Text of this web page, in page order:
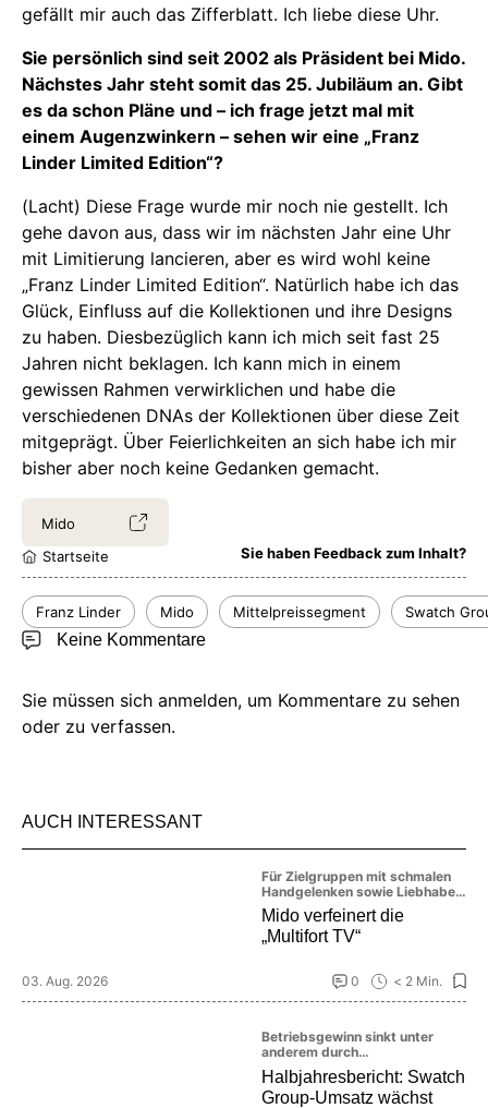
gefällt mir auch das Zifferblatt. Ich liebe diese Uhr.
Sie persönlich sind seit 2002 als Präsident bei Mido.
Nächstes Jahr steht somit das 25. Jubiläum an. Gibt
es da schon Pläne und – ich frage jetzt mal mit
einem Augenzwinkern – sehen wir eine „Franz
Linder Limited Edition“?
(Lacht) Diese Frage wurde mir noch nie gestellt. Ich
gehe davon aus, dass wir im nächsten Jahr eine Uhr
mit Limitierung lancieren, aber es wird wohl keine
„Franz Linder Limited Edition“. Natürlich habe ich das
Glück, Einfluss auf die Kollektionen und ihre Designs
zu haben. Diesbezüglich kann ich mich seit fast 25
Jahren nicht beklagen. Ich kann mich in einem
gewissen Rahmen verwirklichen und habe die
verschiedenen DNAs der Kollektionen über diese Zeit
mitgeprägt. Über Feierlichkeiten an sich habe ich mir
bisher aber noch keine Gedanken gemacht.
Mido
Startseite
Sie haben Feedback zum Inhalt?
Franz Linder Mido Mittelpreissegment Swatch
Keine Kommentare
Sie müssen sich anmelden, um Kommentare zu sehen
oder zu verfassen.
AUCH INTERESSANT
Für Zielgruppen mit schmalen
Handgelenken sowie Liebhaber
eleganter Zeitmesser
Mido verfeinert die
„Multifort TV“
03. Aug. 2026 0 < 2 Min.
Betriebsgewinn sinkt unter
anderem durch
Währungseffekte deutlich, der
Ausblick fällt dennoch
optimistisch aus
Halbjahresbericht: Swatch
Group-Umsatz wächst